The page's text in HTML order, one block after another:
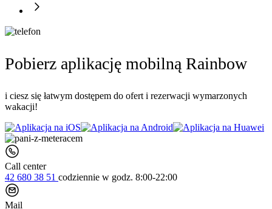
Pobierz aplikację mobilną Rainbow
i ciesz się łatwym dostępem do ofert i rezerwacji wymarzonych
wakacji!
Call center
42 680 38 51 codziennie w godz. 8:00-22:00
Mail